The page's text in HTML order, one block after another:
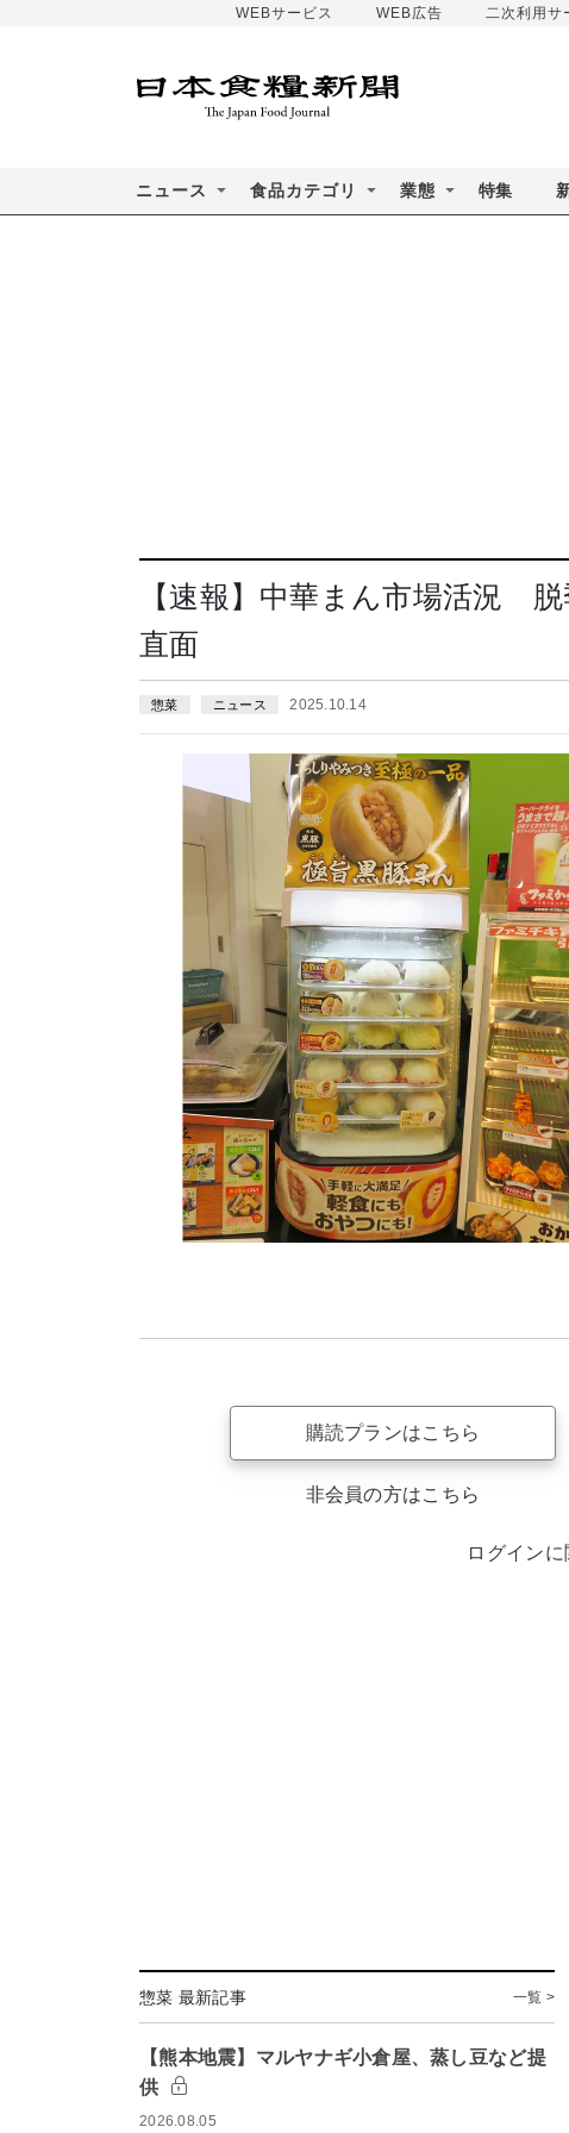
WEBサービス WEB広告 二次利用サ
ニュース 食品カテゴリ 業態 特集
【速報】中華まん市場活況
直面
惣菜 ニュース 2025.10.14
購読プランはこちら
非会員の方はこちら
ログイン
惣菜 最新記事 一覧 >
【熊本地震】マルヤナギ小倉屋、蒸し豆など提
供
2026.08.05